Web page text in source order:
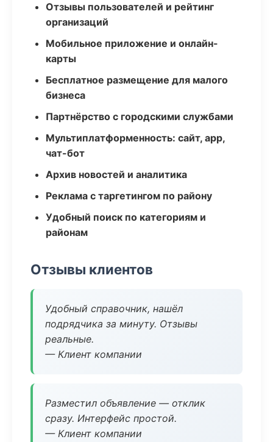
Отзывы пользователей и рейтинг
организаций
Мобильное приложение и онлайн-
карты
Бесплатное размещение для малого
бизнеса
Партнёрство с городскими службами
Мультиплатформенность: сайт, app,
чат-бот
Архив новостей и аналитика
Реклама с таргетингом по району
Удобный поиск по категориям и
районам
Отзывы клиентов
Удобный справочник, нашёл
подрядчика за минуту. Отзывы
реальные.
— Клиент компании
Разместил объявление — отклик
сразу. Интерфейс простой.
— Клиент компании